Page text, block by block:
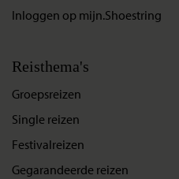
Inloggen op mijn.Shoestring
Reisthema's
Groepsreizen
Single reizen
Festivalreizen
Gegarandeerde reizen